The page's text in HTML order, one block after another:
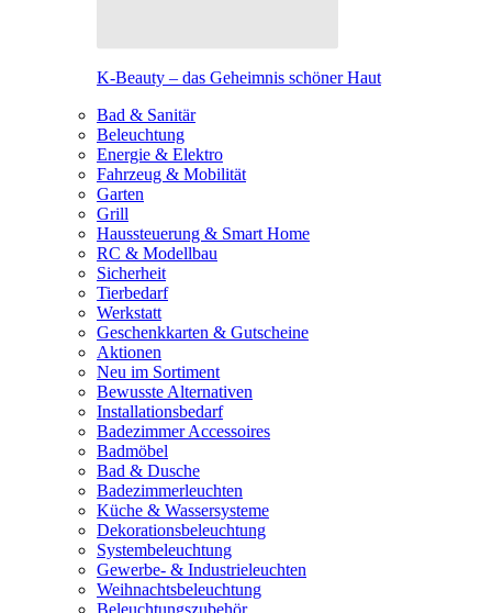
K-Beauty – das Geheimnis schöner Haut
Bad & Sanitär
Beleuchtung
Energie & Elektro
Fahrzeug & Mobilität
Garten
Grill
Haussteuerung & Smart Home
RC & Modellbau
Sicherheit
Tierbedarf
Werkstatt
Geschenkkarten & Gutscheine
Aktionen
Neu im Sortiment
Bewusste Alternativen
Installationsbedarf
Badezimmer Accessoires
Badmöbel
Bad & Dusche
Badezimmerleuchten
Küche & Wassersysteme
Dekorationsbeleuchtung
Systembeleuchtung
Gewerbe- & Industrieleuchten
Weihnachtsbeleuchtung
Beleuchtungszubehör